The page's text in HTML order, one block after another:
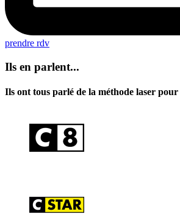
prendre rdv
Ils en parlent...
Ils ont tous parlé de la méthode laser